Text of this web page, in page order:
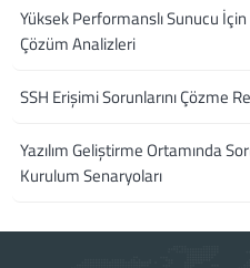
Yüksek Performanslı Sunucu
Çözüm Analizleri
SSH Erişimi Sorunlarını Çözme
Yazılım Geliştirme Ortamında
Kurulum Senaryoları